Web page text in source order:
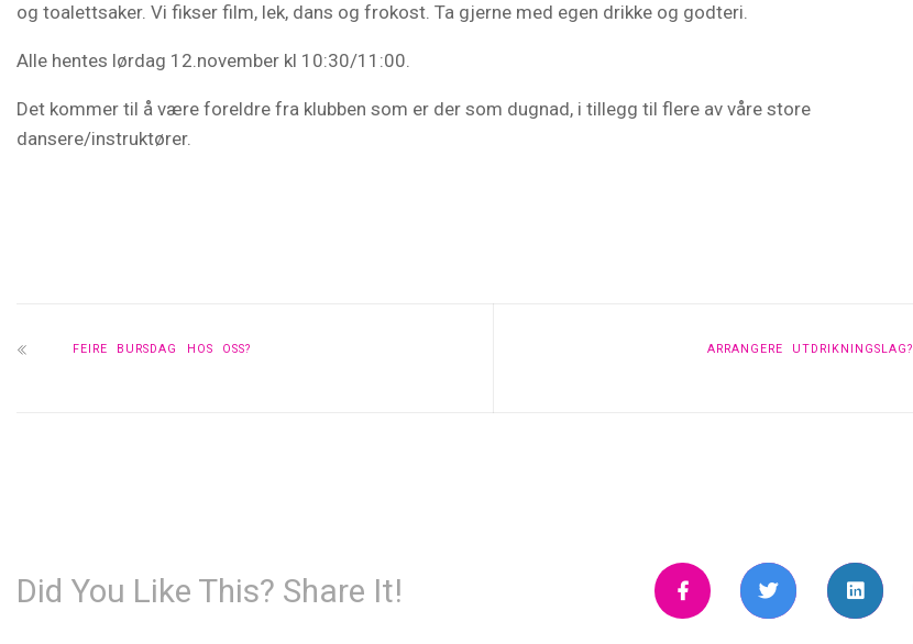
og toalettsaker. Vi fikser film, lek, dans og frokost. Ta gjerne med egen drikke og godteri.
Alle hentes lørdag 12.november kl 10:30/11:00.
Det kommer til å være foreldre fra klubben som er der som dugnad, i tillegg til flere av våre store
dansere/instruktører.
FEIRE BURSDAG HOS OSS? ARRANGERE UTDRIKNINGSLAG?
Did You Like This? Share It!